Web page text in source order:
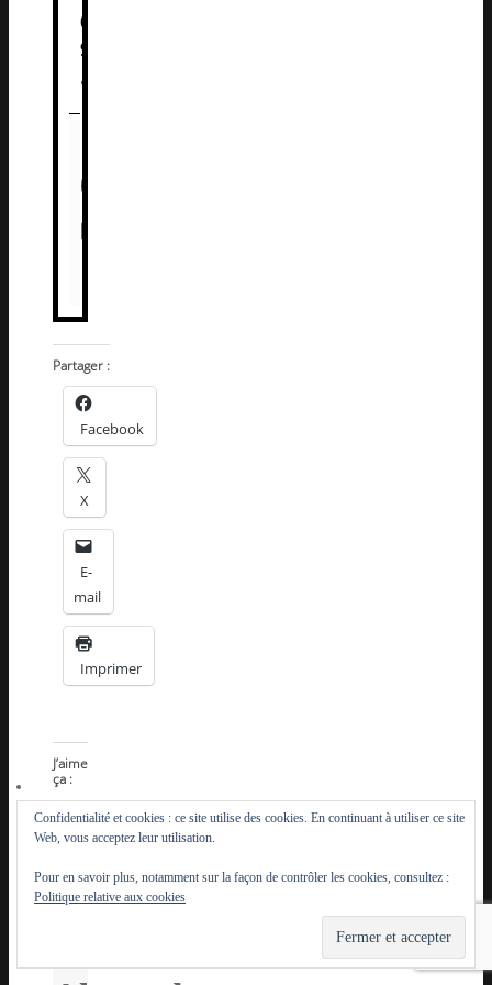
0
9
.
Partager :
Facebook
X
E-
mail
Imprimer
J’aime
ça :
Confidentialité et cookies : ce site utilise des cookies. En continuant à utiliser ce site
Web, vous acceptez leur utilisation.
Pour en savoir plus, notamment sur la façon de contrôler les cookies, consultez :
Politique relative aux cookies